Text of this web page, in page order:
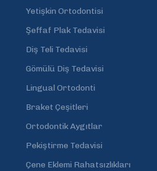
Yetişkin Ortodontisi
Şeffaf Plak Tedavisi
Diş Teli Tedavisi
Gömülü Diş Tedavisi
Lingual Ortodonti
Braket Çeşitleri
Ortodontik Aygıtlar
Pekiştirme Tedavisi
Çene Eklemi Rahatsızlıkları